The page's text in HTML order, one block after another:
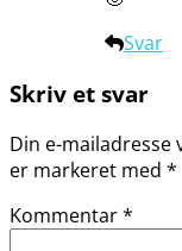
Svar
Skriv et svar
Din e-mailadresse
er markeret med *
Kommentar*